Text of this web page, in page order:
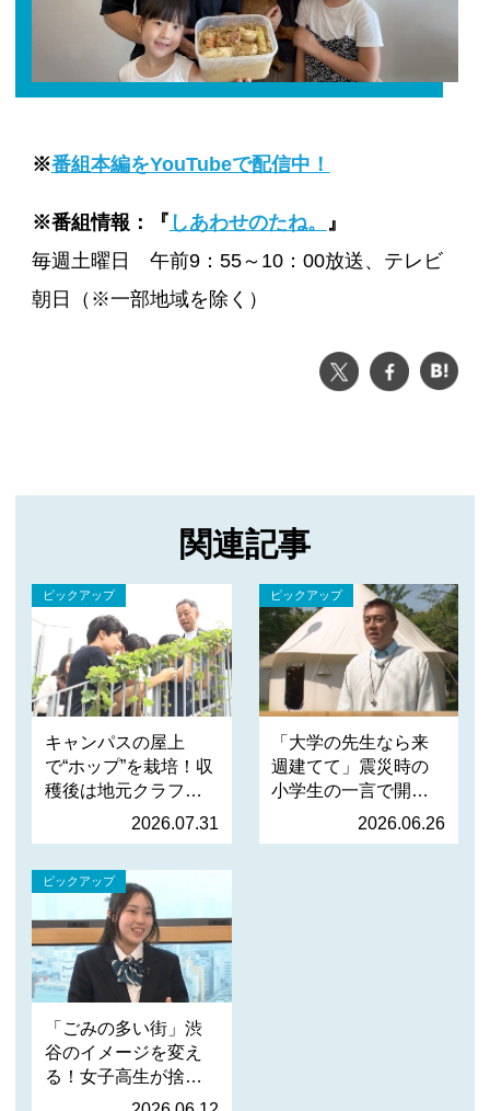
※番組本編をYouTubeで配信中！
※番組情報：『 しあわせのたね。
』
毎週土曜日 午前9：55～10：00放送、テレビ
朝日（※一部地域を除く）
ツイート
シェア
関連記事
ピックアップ
キャンパスの屋上
で“ホップ”を栽培！収
穫後は地元クラフト
ビールへ …2026.07.31
ピックアップ
「大学の先生なら来
週建てて」震災時の
小学生の一言で開
発。15分で…2026.06.26
ピックアップ
「ごみの多い街」渋
谷のイメージを変え
る！女子高生が捨て